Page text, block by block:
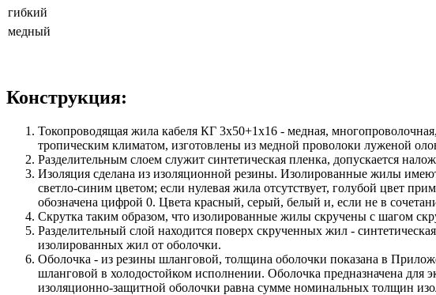
Конструкция:
Токопроводящая жила кабеля КГ 3х50+1х16 - медная,
тропическим климатом, изготовлены из медной проволоки луженой
Разделительным слоем служит синтетическая пленка, допускается
Изоляция сделана из изоляционной резины. Изолированные жилы
светло-синим цветом; если нулевая жила отсутствует, голубой цвет
обозначена цифрой 0. Цвета красный, серый, белый и, если не в
Скрутка таким образом, что изолированные жилы скручены с шагом
Разделительный слой находится поверх скрученных жил -
изолированных жил от оболочки.
Оболочка - из резины шланговой, толщина оболочки показана в
шланговой в холодостойком исполнении. Оболочка предназначена для
изоляционно-защитной оболочки равна сумме номинальных толщин